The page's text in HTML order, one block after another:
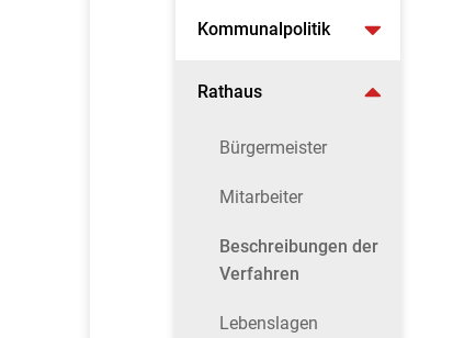
Kommunalpolitik
Rathaus
Bürgermeister
Mitarbeiter
Beschreibungen der
Verfahren
Lebenslagen